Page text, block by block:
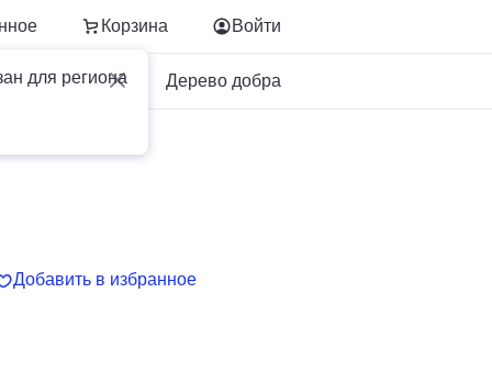
Корзина
для региона
Войти
Для бизнеса Дерево добра
Добавить в избранное